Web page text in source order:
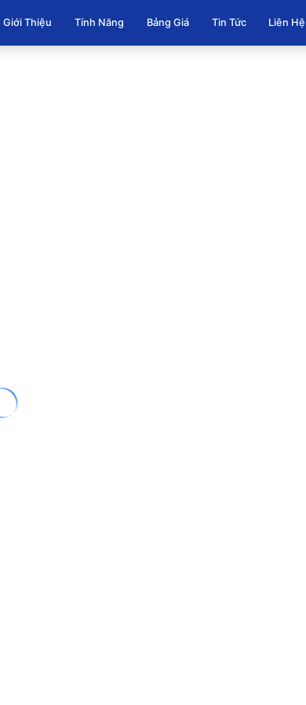
Giới Thiệu Tính Năng Bảng Giá Tin Tức Liên Hệ